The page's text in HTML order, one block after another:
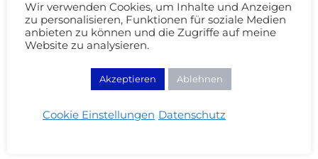
Nagellack
Kleine Nagellackbestellung (OPI Shrek
Lacke!)
14/05/2010
Wir verwenden Cookies, um Inhalte und Anzeigen
zu personalisieren, Funktionen für soziale Medien
anbieten zu können und die Zugriffe auf meine
Website zu analysieren.
Akzeptieren Ablehnen
Cookie Einstellungen Datenschutz